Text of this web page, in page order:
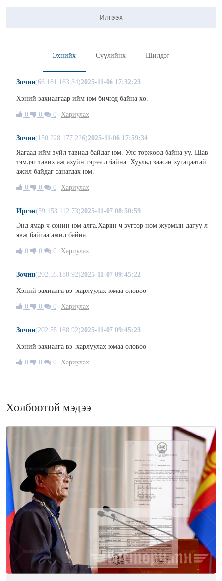
Илгээх
Эхнийх Сүүлийнх Шилдэг
Зочин(66.181.183.34)2025-11-06 17:32:23
Хэний захиалгаар ийм юм бичээд байна хө.
0 0 0 Хариулах
Зочин(150.228.177.226)2025-11-06 17:59:34
Яагаад ийм зүйл тавиад байдаг юм. Улс төржөөд байна уу. Шав
тэмдэг тавих аж ахуйн гэрээ л байна. Хуульд заасан хугацаатай
ажил байдаг санагдах юм.
0 0 0 Хариулах
Иргэн(59.153.112.73)2025-11-07 08:50:59
Энд ямар ч сонин юм алга.Харин ч зүгээр ном журмын дагуу л
явж байгаа ажил байна.
0 0 0 Хариулах
Зочин(202.55.188.92)2025-11-07 09:45:22
Хэний захиалга вэ .харлуулах юмаа оловоо
0 0 0 Хариулах
Зочин(202.55.188.92)2025-11-07 09:45:23
Хэний захиалга вэ .харлуулах юмаа оловоо
0 0 0 Хариулах
Холбоотой мэдээ